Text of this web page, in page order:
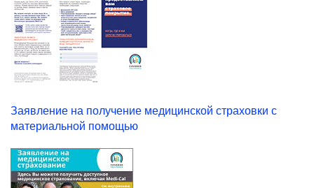
Заявление на получение медицинской страховки с
материальной помощью